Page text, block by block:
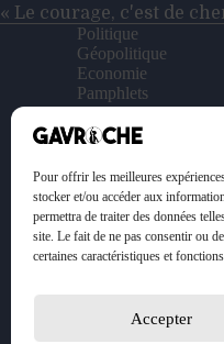
Pour offrir les meilleures
stocker et/ou accéder aux
permettra de traiter des données
site. Le fait de ne pas consentir ou
certaines caractéristiques et
Accepter
»
–
Entretien
avec
Johann
« Le courage, c'est de
Politique
Géopolitique
Economie
Pamphlets
Entretiens
Reportages
Le Petit Gavroche